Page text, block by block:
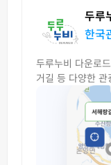
두루
한국
두루누비 다운로
거길 등 다양한 관